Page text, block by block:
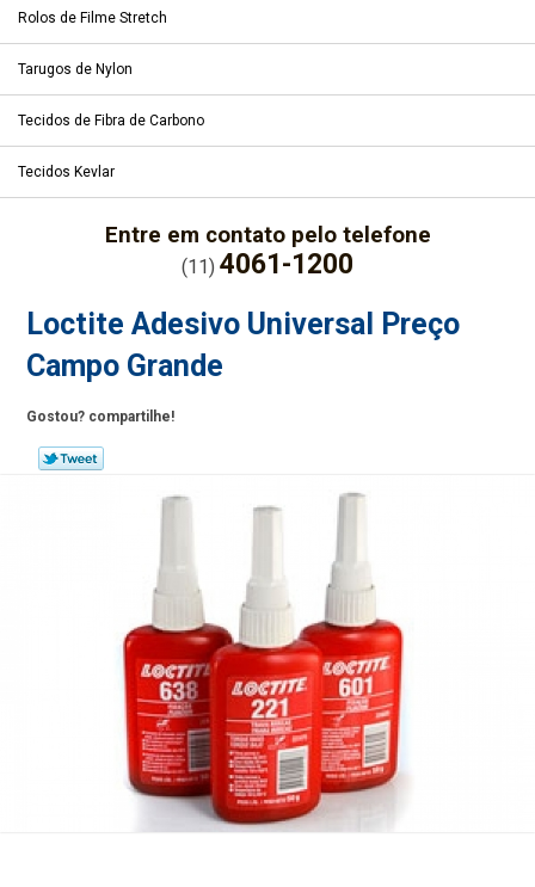
Rolos de Filme Stretch
Tarugos de Nylon
Tecidos de Fibra de Carbono
Tecidos Kevlar
Entre em contato pelo telefone
(11) 4061-1200
Loctite Adesivo Universal Preço
Campo Grande
Gostou? compartilhe!